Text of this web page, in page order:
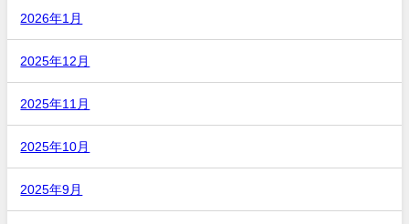
2026年1月
2025年12月
2025年11月
2025年10月
2025年9月